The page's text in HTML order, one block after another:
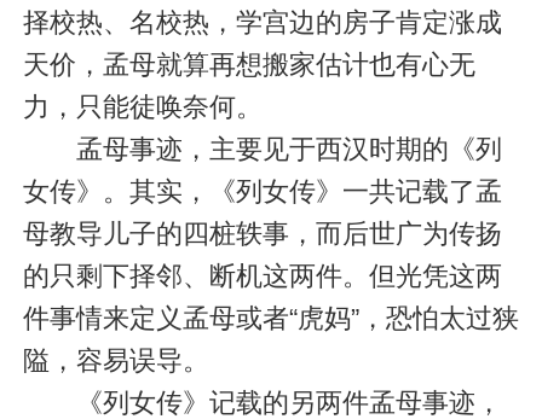
择校热、名校热，学宫边的房子肯定涨成
天价，孟母就算再想搬家估计也有心无
力，只能徒唤奈何。
孟母事迹，主要见于西汉时期的《列
女传》。其实，《列女传》一共记载了孟
母教导儿子的四桩轶事，而后世广为传扬
的只剩下择邻、断机这两件。但光凭这两
件事情来定义孟母或者“虎妈”，恐怕太过狭
隘，容易误导。
《列女传》记载的另两件孟母事迹，